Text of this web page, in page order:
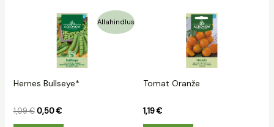
Allahindlus
Hernes Bullseye*
1,09€
Algne
1,09 €.
0,50€
Praegune
hind
on:
0,50 €.
Tomat Oranže
1,19€